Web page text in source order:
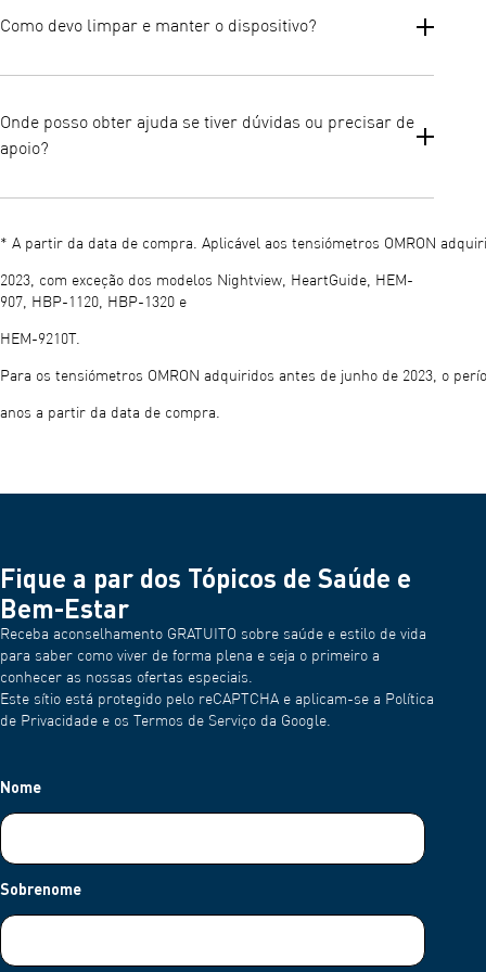
respiratórias inferiores. Podem ser misturados vários
um profissional de saúde.
Como devo limpar e manter o dispositivo?
água morna e detergente suave. Todas as peças lavadas devem
ser enxaguadas cuidadosamente e secas ao ar.
dependendo da frequência de utilização.
Onde posso obter ajuda se tiver dúvidas ou precisar de
apoio?
documentação do seu produto.
* A partir da data de compra. Aplicável aos tensiómetros OMRON
2023, com exceção dos modelos Nightview, HeartGuide, HEM-
907, HBP-1120, HBP-1320 e
HEM-9210T.
Para os tensiómetros OMRON adquiridos antes de junho de 2023, o
anos a partir da data de compra.
Fique a par dos Tópicos de Saúde e
Bem-Estar
Receba aconselhamento GRATUITO sobre saúde e estilo de vida
para saber como viver de forma plena e seja o primeiro a
conhecer as nossas ofertas especiais.
Este sítio está protegido pelo reCAPTCHA e aplicam-se a Política
de Privacidade e os Termos de Serviço da Google.
Nome
Sobrenome